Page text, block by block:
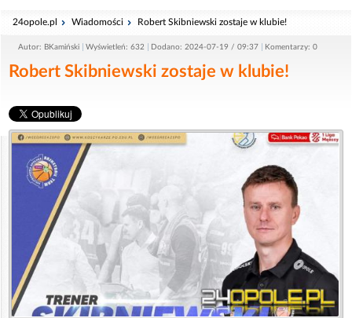
24opole.pl Wiadomości Robert Skibniewski zostaje w klubie!
Autor: BKamiński Wyświetleń: 632 Dodano: 2024-07-19 / 09:37 Komentarzy: 0
Robert Skibniewski zostaje w klubie!